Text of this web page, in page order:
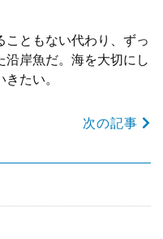
こともない代わり、ずっ
沿岸魚だ。海を大切にし
たい。
次の記事